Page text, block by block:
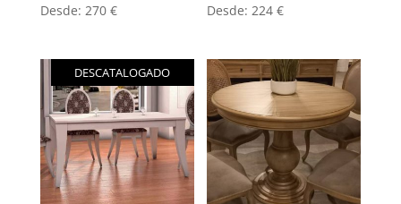
Desde: 270 €
Desde: 224€
DESCATALOGADO